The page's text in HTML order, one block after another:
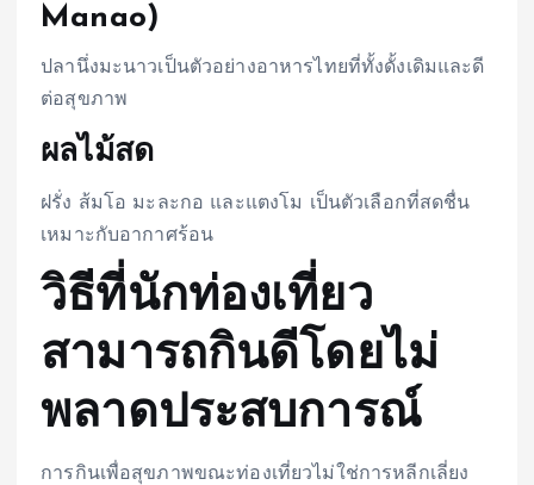
Manao)
ปลานึ่งมะนาวเป็นตัวอย่างอาหารไทยที่ทั้งดั้งเดิมและดี
ต่อสุขภาพ
ผลไม้สด
ฝรั่ง ส้มโอ มะละกอ และแตงโม เป็นตัวเลือกที่สดชื่น
เหมาะกับอากาศร้อน
วิธีที่นักท่องเที่ยว
สามารถกินดีโดยไม่
พลาดประสบการณ์
การกินเพื่อสุขภาพขณะท่องเที่ยวไม่ใช่การหลีกเลี่ยง